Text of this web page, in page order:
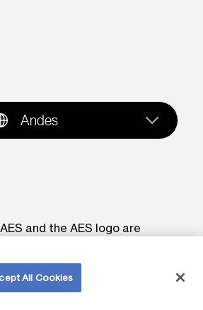
Andes
and the AES logo are
All Cookies